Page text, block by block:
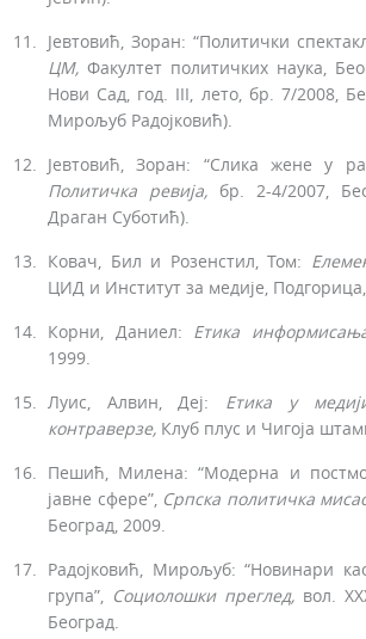
Јевтовић, Зоран: “Политички
ЦМ, Факултет политичких наука,
Нови Сад, год. III, лето, бр. 7/2008,
Мирољуб Радојковић).
Јевтовић, Зоран: “Слика жене у
Политичка ревија, бр. 2-4/2007,
Драган Суботић).
Ковач, Бил и Розенстил, Том:
ЦИД и Институт за медије,
Корни, Даниел: Етика
1999.
Луис, Алвин, Деј: Етика у
контраверзе, Клуб плус и Чигоја
Пешић, Милена: “Модерна и
јавне сфере”, Српска по­литичка
Београд, 2009.
Радојковић, Мирољуб: “Новинари
група”, Социолошки преглед, вол.
Београд.